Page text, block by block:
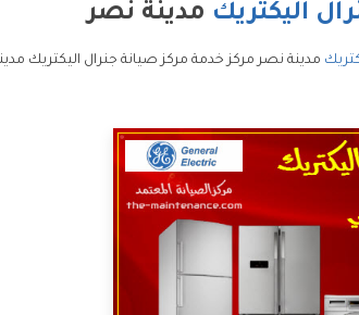
اليكتريك مدينة نصر
مدينة نصر مركز خدمة مركز صيانة جنرال اليكتريك